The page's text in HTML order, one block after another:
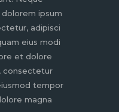
ipsum
adipisci
eius modi
et dolore
consectetur
tempor
magna